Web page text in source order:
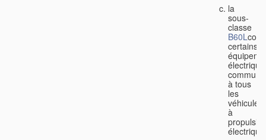
la
sous-
classe
B60L
certains
communs
à tous
les
véhicules
à